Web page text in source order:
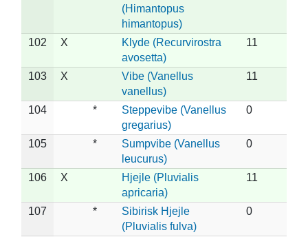
(Himantopus
himantopus)
102 X
Klyde (Recurvirostra
avosetta)
11
103 X
Vibe (Vanellus
vanellus)
11
104 *
Steppevibe (Vanellus
gregarius)
0
105 *
Sumpvibe (Vanellus
leucurus)
0
106 X
Hjejle (Pluvialis
apricaria)
11
107 *
Sibirisk Hjejle
(Pluvialis fulva)
0